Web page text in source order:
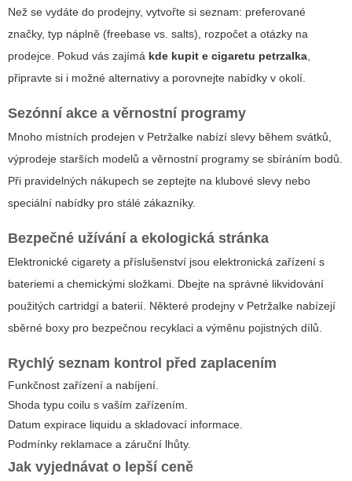
Než se vydáte do prodejny, vytvořte si seznam: preferované
značky, typ náplně (freebase vs. salts), rozpočet a otázky na
prodejce. Pokud vás zajímá kde kupit e cigaretu petrzalka
připravte si i možné alternativy a porovnejte nabídky v okolí.
Sezónní akce a věrnostní programy
Mnoho místních prodejen v Petržalke nabízí slevy během svátků,
výprodeje starších modelů a věrnostní programy se sbíráním bodů.
Při pravidelných nákupech se zeptejte na klubové slevy nebo
speciální nabídky pro stálé zákazníky.
Bezpečné užívání a ekologická stránka
Elektronické cigarety a příslušenství jsou elektronická zařízení s
bateriemi a chemickými složkami. Dbejte na správné likvidování
použitých cartridgí a baterií. Některé prodejny v Petržalke nabízejí
sběrné boxy pro bezpečnou recyklaci a výměnu pojistných dílů.
Rychlý seznam kontrol před zaplacením
Funkčnost zařízení a nabíjení.
Shoda typu coilu s vaším zařízením.
Datum expirace liquidu a skladovací informace.
Podmínky reklamace a záruční lhůty.
Jak vyjednávat o lepší ceně